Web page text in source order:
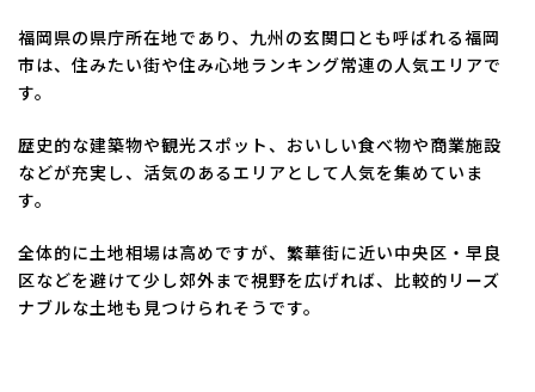
福岡県の県庁所在地であり、九州の玄関口とも呼ばれる福岡
市は、住みたい街や住み心地ランキング常連の人気エリアで
す。
歴史的な建築物や観光スポット、おいしい食べ物や商業施設
などが充実し、活気のあるエリアとして人気を集めていま
す。
全体的に土地相場は高めですが、繁華街に近い中央区・早良
区などを避けて少し郊外まで視野を広げれば、比較的リーズ
ナブルな土地も見つけられそうです。